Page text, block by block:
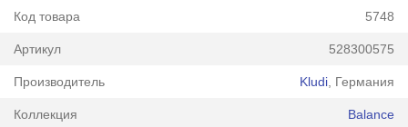
Код товара 5748
Артикул 528300575
Производитель Kludi , Германия
Коллекция Balance